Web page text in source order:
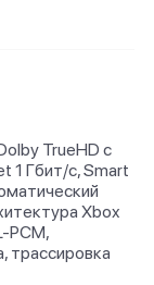
TrueHD с
1 Гбит/с, Smart
Xbox
PCM,
трассировка